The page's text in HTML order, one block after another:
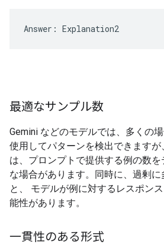
最適なサンプル数
Gemini などのモデルでは、多くの
使用してパターンを検出できます
は、プロンプトで提供する例の数
な場合があります。同時に、過剰
と、 モデルが例に対するレスポン
能性があります。
一貫性のある形式